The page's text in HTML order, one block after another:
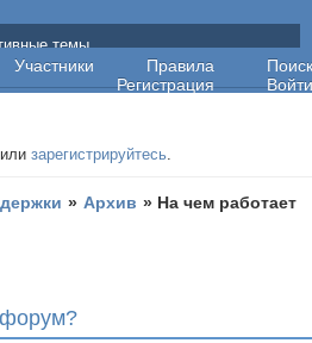
форум поддержки
Участники Правила
Поиск
Регистрация
Войти
темы
илизарегистрируйтесь.
» Архив » На чем работает